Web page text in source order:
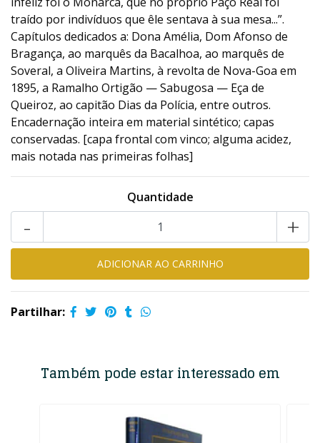
traído por indivíduos que êle sentava à sua mesa...”.
Capítulos dedicados a: Dona Amélia, Dom Afonso de
Bragança, ao marquês da Bacalhoa, ao marquês de
Soveral, a Oliveira Martins, à revolta de Nova-Goa em
1895, a Ramalho Ortigão — Sabugosa — Eça de
Queiroz, ao capitão Dias da Polícia, entre outros.
Encadernação inteira em material sintético; capas
conservadas. [capa frontal com vinco; alguma acidez,
mais notada nas primeiras folhas]
Quantidade
+
-
Partilhar:
Também pode estar interessado em